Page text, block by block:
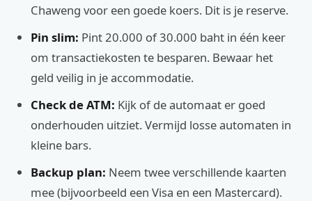
Chaweng voor een goede koers. Dit is je reserve.
Pin slim: Pint 20.000 of 30.000 baht in één keer
om transactiekosten te besparen. Bewaar het
geld veilig in je accommodatie.
Check de ATM: Kijk of de automaat er goed
onderhouden uitziet. Vermijd losse automaten in
kleine bars.
Backup plan: Neem twee verschillende kaarten
mee (bijvoorbeeld een Visa en een Mastercard).